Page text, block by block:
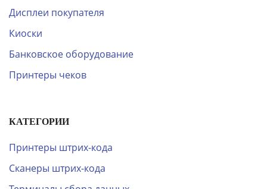
Дисплеи покупателя
Киоски
Банковское оборудование
Принтеры чеков
КАТЕГОРИИ
Принтеры штрих-кода
Сканеры штрих-кода